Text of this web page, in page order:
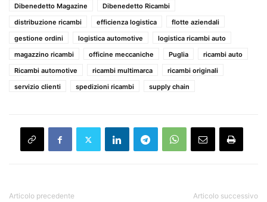
Dibenedetto Magazine
Dibenedetto Ricambi
distribuzione ricambi
efficienza logistica
flotte aziendali
gestione ordini
logistica automotive
logistica ricambi auto
magazzino ricambi
officine meccaniche Puglia
ricambi auto
Ricambi automotive
ricambi multimarca
ricambi originali
servizio clienti
spedizioni ricambi supply chain
Articolo precedente Articolo successivo